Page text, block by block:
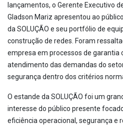
lançamentos, o Gerente Executivo
Gladson Mariz apresentou ao
da SOLUÇÃO e seu portfólio de
construção de redes. Foram
empresa em processos de garantia
atendimento das demandas do
segurança dentro dos critérios
O estande da SOLUÇÃO foi um
interesse do público presente
eficiência operacional, segurança e